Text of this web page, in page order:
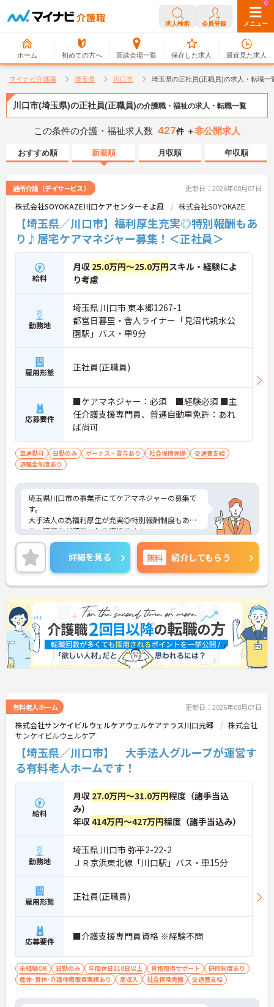
求人検索 会員登録 メニュー
ホーム 初めての方へ 面談会場一覧
0
保存した求人
0
最近見た求人
マイナビ介護職 埼玉県 川口市 埼玉県の正社員(正職員)の求人・転職一
川口市(埼玉県)の正社員(正職員)の介護職・福祉の求人・転職一覧
この条件の介護・福祉求人数 427件 ＋非公開求人
おすすめ順 新着順 月収順 年収順
通所介護（デイサービス） 更新日：2026年08月07日
株式会社SOYOKAZE川口ケアセンターそよ風 株式会社SOYOKAZE
【埼玉県／川口市】福利厚生充実◎特別報酬もあ
り♪居宅ケアマネジャー募集！＜正社員＞
給料
月収 25.0万円～25.0万円スキル・経験によ
り考慮
勤務地
埼玉県 川口市 東本郷1267-1
都営日暮里・舎人ライナー「見沼代親水公
園駅」バス・車9分
雇用形態 正社員(正職員)
応募要件
■ケアマネジャー：必須 ■経験必須 ■主
任介護支援専門員、普通自動車免許：あれ
ば尚可
車通勤可 日勤のみ ボーナス・賞与あり 社会保険完備
交通費支給
退職金制度あり
埼玉県川口市の事業所にてケアマネジャーの募集で
す。
大手法人の為福利厚生が充実◎特別報酬制度もあ
り、頑張りが評価される環境です！
リフレッシュ休暇が年間17日とプライベートとの両
立も可能です。
ご興味のある方には、面接対策ポイントなどさらに
詳細をお話いたしますので、お気軽にご相談くださ
い。
詳細を見る 無料 紹介してもらう
有料老人ホーム 更新日：2026年08月07日
株式会社サンケイビルウェルケアウェルケアテラス川口元郷
株式会社
サンケイビルウェルケア
【埼玉県／川口市】 大手法人グループが運営す
る有料老人ホームです！
給料
月収 27.0万円～31.0万円程度（諸手当込
み）
年収414万円～427万円程度（諸手当込み）
勤務地
埼玉県 川口市 弥平2-22-2
ＪＲ京浜東北線「川口駅」バス・車15分
雇用形態 正社員(正職員)
応募要件 ■介護支援専門員資格 ※経験不問
未経験OK 日勤のみ 年間休日110日以上 資格取得サポート
研修制度あり
産休･育休･介護休暇取得実績あり
高収入 社会保険完備 交通費支給